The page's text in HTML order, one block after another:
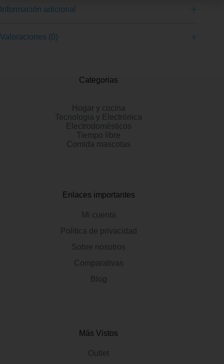
Información adicional
Valoraciones (0)
Categorias
Hogar y cocina
Tecnologia y Electrónica
Electrodomésticos
Tiempo libre
Comida mascotas
Enlaces importantes
Mi cuenta
Politica de privacidad
Sobre nosotros
Comparativas
Blog
Más Vistos
Outlet